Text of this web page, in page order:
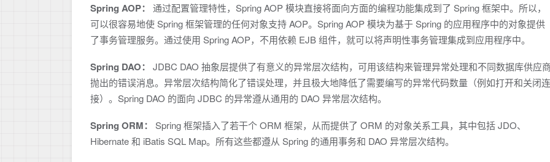
Spring AOP：
通过配置管理特性，Spring AOP 模块直接将面向方面的编程功能集成到了 Spring 框架中。所以，
可以很容易地使 Spring 框架管理的任何对象支持 AOP。Spring AOP 模块为基于 Spring 的应用程序中的对象提供
了事务管理服务。通过使用 Spring AOP，不用依赖 EJB 组件，就可以将声明性事务管理集成到应用程序中。
Spring DAO：
JDBC DAO 抽象层提供了有意义的异常层次结构，可用该结构来管理异常处理和不同数据库供应
抛出的错误消息。异常层次结构简化了错误处理，并且极大地降低了需要编写的异常代码数量（例如打开和关闭连
接）。Spring DAO 的面向 JDBC 的异常遵从通用的 DAO 异常层次结构。
Spring ORM：
Spring 框架插入了若干个 ORM 框架，从而提供了 ORM 的对象关系工具，其中包括 JDO、
Hibernate 和 iBatis SQL Map。所有这些都遵从 Spring 的通用事务和 DAO 异常层次结构。